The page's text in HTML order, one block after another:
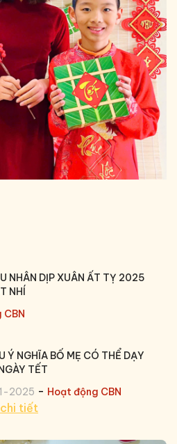
NHÂN DỊP XUÂN ẤT TỴ 2025
NHÍ
Ý NGHĨA BỐ MẸ CÓ THỂ DẠY
TẾT
2025 - Hoạt động CBN
tiết